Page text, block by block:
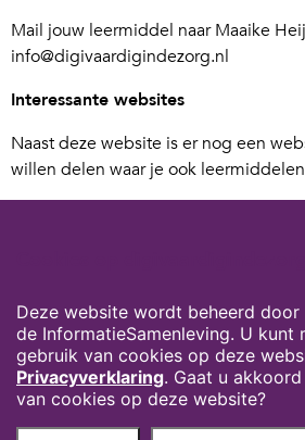
Mail jouw leermiddel naar Maaike
info@digivaardigindezorg.nl
Interessante websites
Naast deze website is er nog een
willen delen waar je ook
Estland om samen leermiddelen te
hier kleinere en grotere opdrachten.
beroepsgericht met Engels aan de
Privacyverklaring Over deze website
Deze website wordt beheerd
de InformatieSamenleving. U kunt
gebruik van cookies op deze
Privacyverklaring. Gaat u
van cookies op deze website?